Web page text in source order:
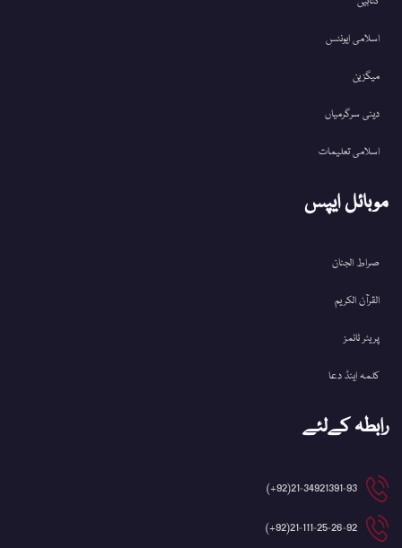
اسلامی ایونٹس
میگزین
دینی سرگرمیاں
اسلامی تعلیمات
موبائل ایپس
صراط الجنان
القرآن الکریم
پریئر ٹائمز
کلمہ اینڈ دعا
رابطہ کےلئے
21-34921391-93(92+)
21-111-25-26-92(92+)